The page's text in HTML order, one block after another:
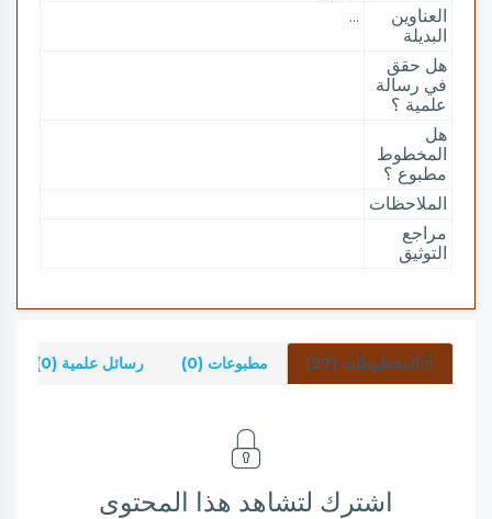
العناوين
البديلة
...
هل حقق
في رسالة
علمية ؟
هل
المخطوط
مطبوع ؟
الملاحظات
مراجع
التوثيق
المخطوطات (27) مطبوعات (0) رسائل علمية (0)
اشترك لتشاهد هذا المحتوى